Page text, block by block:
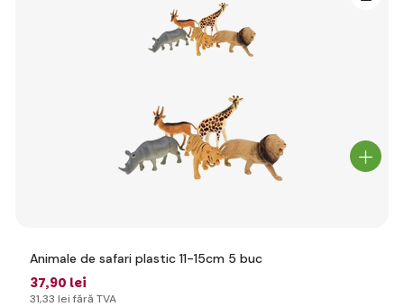
Animale de safari plastic 11-15cm 5 buc
37,90 lei
31,33 lei fără TVA